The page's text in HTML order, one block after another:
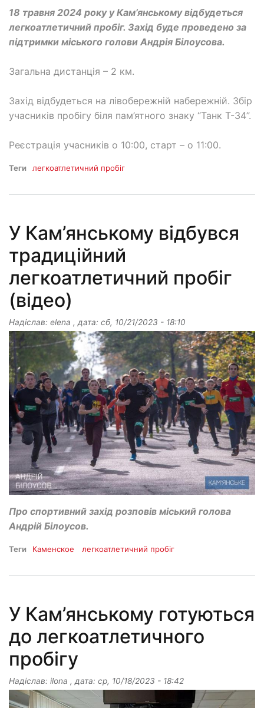
18 травня 2024 року у Кам’янському відбудеться
легкоатлетичний пробіг. Захід буде проведено за
підтримки міського голови Андрія Білоусова.
Загальна дистанція – 2 км.
Захід відбудеться на лівобережній набережній. Збір
учасників пробігу біля пам’ятного знаку “Танк Т-34”.
Реєстрація учасників о 10:00, старт – о 11:00.
Теги легкоатлетичний пробіг
У Кам’янському відбувся
традиційний
легкоатлетичний пробіг
(відео)
Надіслав: elena , дата: сб, 10/21/2023 - 18:10
Про спортивний захід розповів міський голова
Андрій Білоусов.
Теги Каменское легкоатлетичний пробіг
У Кам’янському готуються
до легкоатлетичного
пробігу
Надіслав: ilona , дата: ср, 10/18/2023 - 18:42